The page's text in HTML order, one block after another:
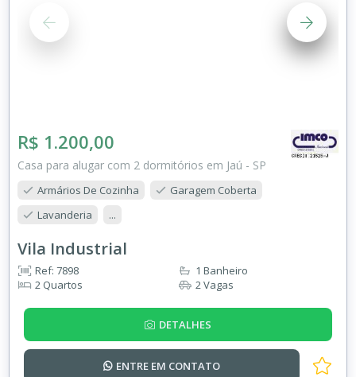
R$ 1.200,00
Casa para alugar com 2 dormitórios em Jaú - SP
Armários De Cozinha
Garagem Coberta
Lavanderia
...
Vila Industrial
Ref: 7898
2 Quartos
1 Banheiro
2 Vagas
DETALHES
ENTRE EM CONTATO